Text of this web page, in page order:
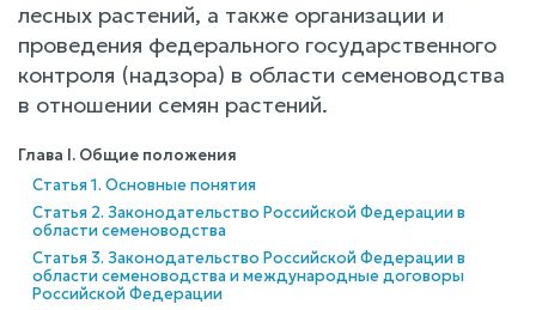
лесных растений, а также организации и
проведения федерального государственного
контроля (надзора) в области семеноводства
в отношении семян растений.
Глава I. Общие положения
Статья 1. Основные понятия
Статья 2. Законодательство Российской Федерации в
области семеноводства
Статья 3. Законодательство Российской Федерации в
области семеноводства и международные договоры
Российской Федерации